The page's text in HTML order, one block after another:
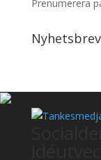
Prenumerera
Nyhetsbrev